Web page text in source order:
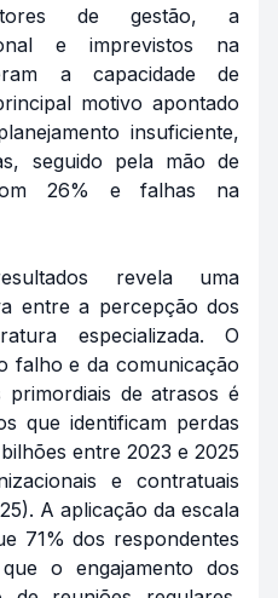
de gestão, a
e imprevistos na
a capacidade de
motivo apontado
insuficiente,
seguido pela mão de
26% e falhas na
revela uma
entre a percepção dos
especializada. O
falho e da comunicação
primordiais de atrasos é
que identificam perdas
entre 2023 e 2025
e contratuais
A aplicação da escala
71% dos respondentes
o engajamento dos